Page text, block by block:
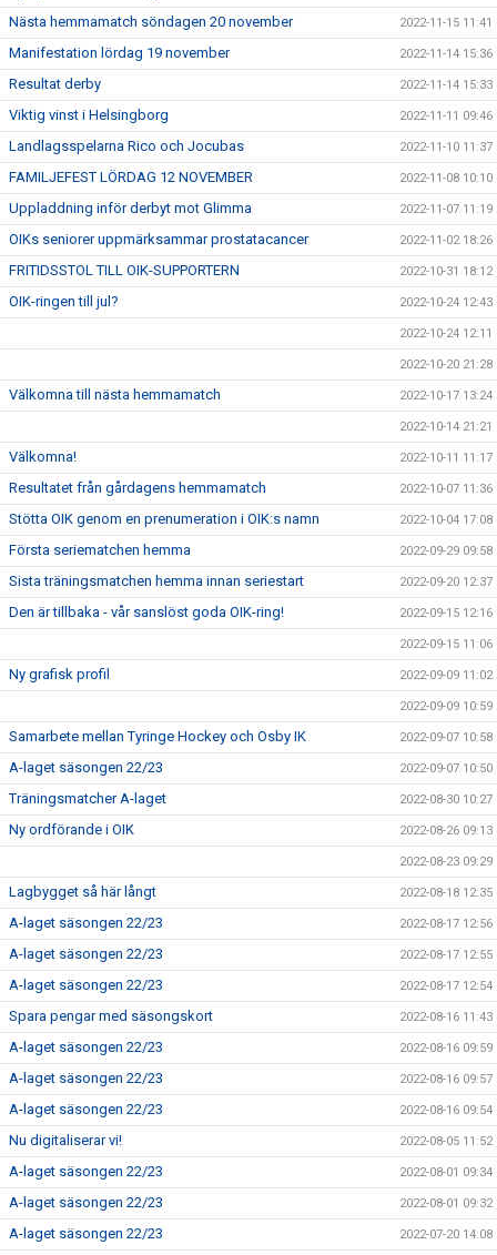
Nästa hemmamatch söndagen 20 november 2022-11-15 11:41
Manifestation lördag 19 november 2022-11-14 15:36
Resultat derby 2022-11-14 15:33
Viktig vinst i Helsingborg 2022-11-11 09:46
Landlagsspelarna Rico och Jocubas 2022-11-10 11:37
FAMILJEFEST LÖRDAG 12 NOVEMBER 2022-11-08 10:10
Uppladdning inför derbyt mot Glimma 2022-11-07 11:19
OIKs seniorer uppmärksammar prostatacancer 2022-11-02 18:26
FRITIDSSTOL TILL OIK-SUPPORTERN 2022-10-31 18:12
OIK-ringen till jul? 2022-10-24 12:43
2022-10-24 12:11
2022-10-20 21:28
Välkomna till nästa hemmamatch 2022-10-17 13:24
2022-10-14 21:21
Välkomna! 2022-10-11 11:17
Resultatet från gårdagens hemmamatch 2022-10-07 11:36
Stötta OIK genom en prenumeration i OIK:s namn 2022-10-04 17:08
Första seriematchen hemma 2022-09-29 09:58
Sista träningsmatchen hemma innan seriestart 2022-09-20 12:37
Den är tillbaka - vår sanslöst goda OIK-ring! 2022-09-15 12:16
2022-09-15 11:06
Ny grafisk profil 2022-09-09 11:02
2022-09-09 10:59
Samarbete mellan Tyringe Hockey och Osby IK 2022-09-07 10:58
A-laget säsongen 22/23 2022-09-07 10:50
Träningsmatcher A-laget 2022-08-30 10:27
Ny ordförande i OIK 2022-08-26 09:13
2022-08-23 09:29
Lagbygget så här långt 2022-08-18 12:35
A-laget säsongen 22/23 2022-08-17 12:56
A-laget säsongen 22/23 2022-08-17 12:55
A-laget säsongen 22/23 2022-08-17 12:54
Spara pengar med säsongskort 2022-08-16 11:43
A-laget säsongen 22/23 2022-08-16 09:59
A-laget säsongen 22/23 2022-08-16 09:57
A-laget säsongen 22/23 2022-08-16 09:54
Nu digitaliserar vi! 2022-08-05 11:52
A-laget säsongen 22/23 2022-08-01 09:34
A-laget säsongen 22/23 2022-08-01 09:32
A-laget säsongen 22/23 2022-07-20 14:08